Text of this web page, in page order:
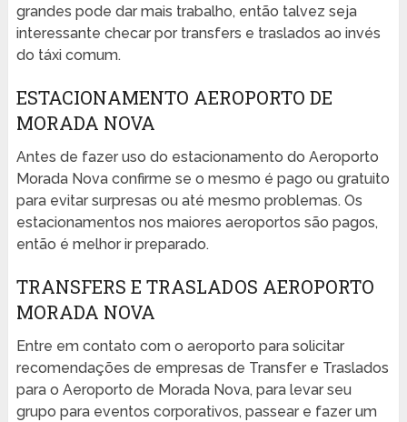
grandes pode dar mais trabalho, então talvez seja
interessante checar por transfers e traslados ao invés
do táxi comum.
ESTACIONAMENTO AEROPORTO DE
MORADA NOVA
Antes de fazer uso do estacionamento do Aeroporto
Morada Nova confirme se o mesmo é pago ou gratuito
para evitar surpresas ou até mesmo problemas. Os
estacionamentos nos maiores aeroportos são pagos,
então é melhor ir preparado.
TRANSFERS E TRASLADOS AEROPORTO
MORADA NOVA
Entre em contato com o aeroporto para solicitar
recomendações de empresas de Transfer e Traslados
para o Aeroporto de Morada Nova, para levar seu
grupo para eventos corporativos, passear e fazer um